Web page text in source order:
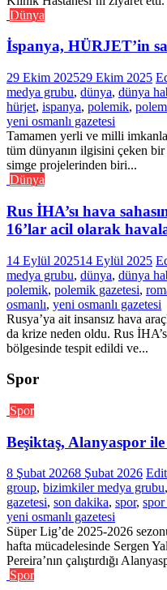
Dünya
İspanya, HÜRJET’in
29 Ekim 202529 Ekim 2025
medya grubu, dünya, dünya
hürjet, ispanya, polemik,
yeni osmanlı gazetesi
Tamamen yerli ve milli
tüm dünyanın ilgisini çeken
simge projelerinden biri...
Dünya
Rus İHA’sı hava
16’lar acil olarak
14 Eylül 202514 Eylül 2025
medya grubu, dünya, dünya
polemik, polemik gazetesi,
osmanlı, yeni osmanlı gazetesi
Rusya’ya ait insansız hava
da krize neden oldu. Rus
bölgesinde tespit edildi ve...
Spor
Spor
Beşiktaş, Alanyaspor
8 Şubat 20268 Şubat 2026
group, bizimkiler medya grubu,
gazetesi, son dakika, spor,
yeni osmanlı gazetesi
Süper Lig’de 2025-2026
hafta mücadelesinde Sergen
Pereira’nın çalıştırdığı
Spor